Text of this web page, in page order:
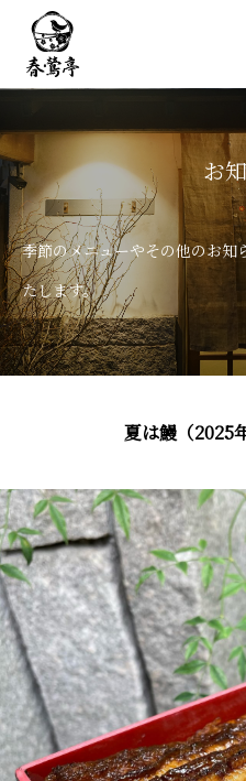
お
季節のメニューやその他のお知
たします。
夏は鰻（2025